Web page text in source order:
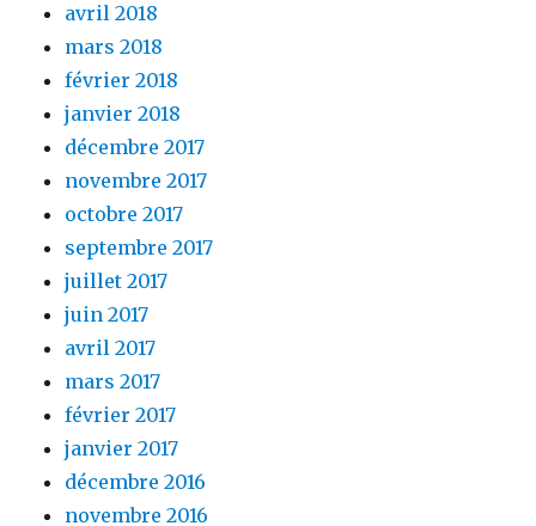
avril 2018
mars 2018
février 2018
janvier 2018
décembre 2017
novembre 2017
octobre 2017
septembre 2017
juillet 2017
juin 2017
avril 2017
mars 2017
février 2017
janvier 2017
décembre 2016
novembre 2016